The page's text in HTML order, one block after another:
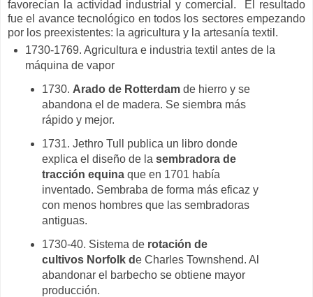
favorecían la actividad industrial y comercial. El resultado
fue el avance tecnológico en todos los sectores empezando
por los preexistentes: la agricultura y la artesanía textil.
1730-1769. Agricultura e industria textil antes de la
máquina de vapor
1730. Arado de Rotterdam de hierro y se
abandona el de madera. Se siembra más
rápido y mejor.
1731. Jethro Tull publica un libro donde
explica el diseño de lasembradora de
tracción equinaque en 1701 había
inventado. Sembraba de forma más eficaz y
con menos hombres que las sembradoras
antiguas.
1730-40. Sistema de rotación de
cultivos Norfolk de Charles Townshend. Al
abandonar el barbecho se obtiene mayor
producción.